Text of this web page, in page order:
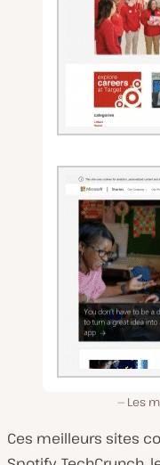
Les
Ces meilleurs sites